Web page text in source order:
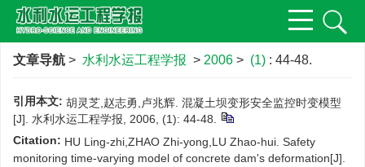
文章导航 > 水利水运工程学报 > 2006 > (1) : 44-48.
引用本文: 胡灵芝,赵志勇,卢兆辉. 混凝土坝变形安全监控时变模型
[J]. 水利水运工程学报, 2006, (1): 44-48.
Citation: HU Ling-zhi,ZHAO Zhi-yong,LU Zhao-hui. Safety
monitoring time-varying model of concrete dam's deformation[J].